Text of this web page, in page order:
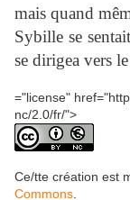
mais quand
Sybille se
se dirigea vers
="license"
nc/2.0/fr/">
Ce/tte création est
Commons